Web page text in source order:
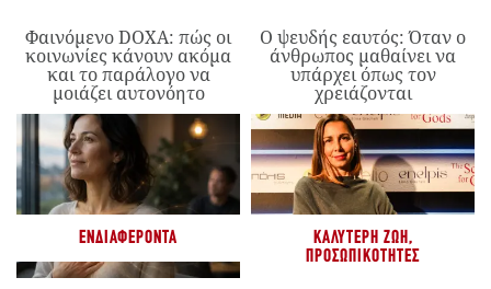
Φαινόμενο DOXA: πώς οι
κοινωνίες κάνουν ακόμα
και το παράλογο να
μοιάζει αυτονόητο
Ο ψευδής εαυτός: Όταν ο
άνθρωπος μαθαίνει να
υπάρχει όπως τον
χρειάζονται
ΕΝΔΙΑΦΈΡΟΝΤΑ ΚΑΛΎΤΕΡΗ ΖΩΉ,
ΠΡΟΣΩΠΙΚΌΤΗΤΕΣ